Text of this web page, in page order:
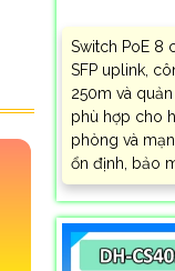
Switch PoE 8
SFP uplink,
250m và
phù hợp cho
phòng và
ổn định, bảo